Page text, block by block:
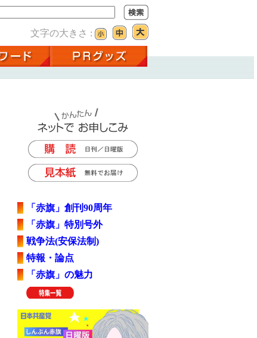
文字の大きさ :
「赤旗」創刊90周年
「赤旗」特別号外
戦争法(安保法制)
特報・論点
「赤旗」の魅力